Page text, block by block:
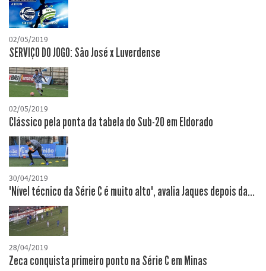
02/05/2019
SERVIÇO DO JOGO: São José x Luverdense
02/05/2019
Clássico pela ponta da tabela do Sub-20 em Eldorado
30/04/2019
"Nível técnico da Série C é muito alto", avalia Jaques depois da...
28/04/2019
Zeca conquista primeiro ponto na Série C em Minas